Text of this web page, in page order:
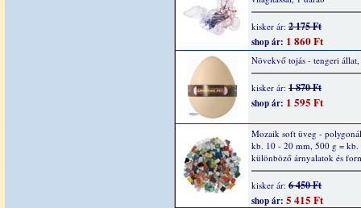
kisker ár: 2 175 Ft
shop ár: 1 860 Ft
Növekvő tojás - tengeri állat,
kisker ár: 1 870 Ft
shop ár: 1 595 Ft
Mozaik soft üveg -
kb. 10 - 20 mm, 500 g = kb.
különböző árnyalatok és
kisker ár: 6 450 Ft
shop ár: 5 415 Ft